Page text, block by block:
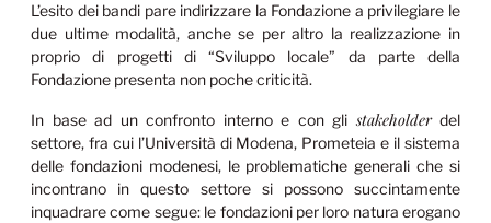
L’esito dei bandi pare indirizzare la Fondazione a privilegiare le
due ultime modalità, anche se per altro la realizzazione in
proprio di progetti di “Sviluppo locale” da parte della
Fondazione presenta non poche criticità.
In base ad un confronto interno e con glistakeholderdel
settore, fra cui l’Università di Modena, Prometeia e il sistema
delle fondazioni modenesi, le problematiche generali che si
incontrano in questo settore si possono succintamente
inquadrare come segue: le fondazioni per loro natura erogano